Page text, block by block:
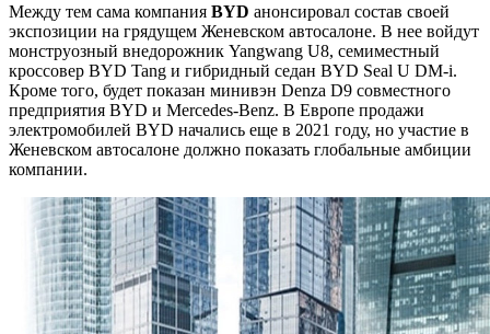
Между тем сама компания BYD анонсировал состав своей
экспозиции на грядущем Женевском автосалоне. В нее войдут
монструозный внедорожник Yangwang U8, семиместный
кроссовер BYD Tang и гибридный седан BYD Seal U DM-i.
Кроме того, будет показан минивэн Denza D9 совместного
предприятия BYD и Mercedes-Benz. В Европе продажи
электромобилей BYD начались еще в 2021 году, но участие в
Женевском автосалоне должно показать глобальные амбиции
компании.